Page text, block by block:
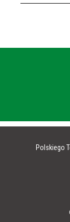
Polskiego